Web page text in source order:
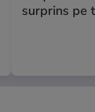
surprins pe